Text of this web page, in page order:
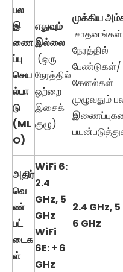
பல
இ
ணை
ப்பு
செய
ல்பா
டு
(ML
O)
எதுவும்
இல்லை
(ஒரு
நேரத்தில்
ஒற்றை
இசைக்
குழு)
முக்கிய
சாதனங்கள்
நேரத்தில்
பேண்டுகள்/
சேனல்கள்
முழுவதும்
அதிர்
வெ
ண்
பட்
டைக
ள்
WiFi 6:
2.4
GHz, 5
GHz
WiFi
6E: + 6
GHz
2.4 GHz, 5
6 GHz